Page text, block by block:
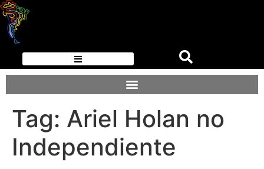
Tag: Ariel Holan no
Independiente